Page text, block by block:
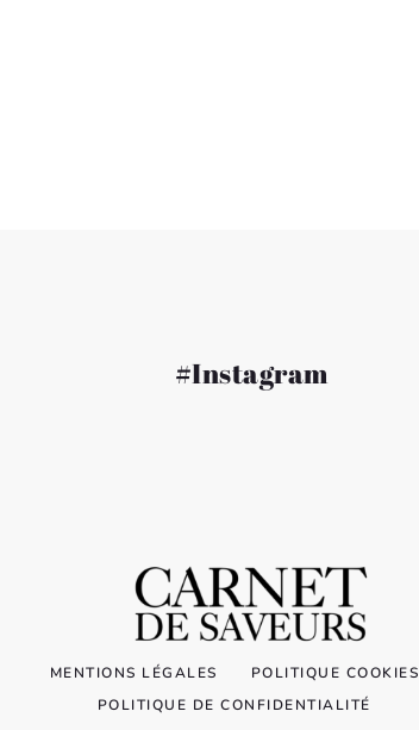
#Instagram
MENTIONS LÉGALES
POLITIQUE COOKIES
POLITIQUE DE CONFIDENTIALITÉ